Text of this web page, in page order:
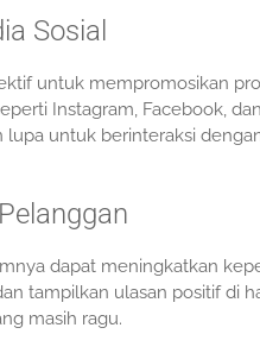
Sosial
untuk mempromosikan
Instagram, Facebook,
lupa untuk berinteraksi
dapat meningkatkan
tampilkan ulasan positif di
masih ragu.